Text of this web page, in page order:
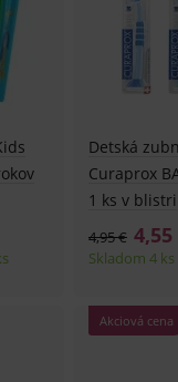
Detská
Curaprox
1 ks v blistri
4,55
4,95 €
Skladom 4 ks
Akciová cena